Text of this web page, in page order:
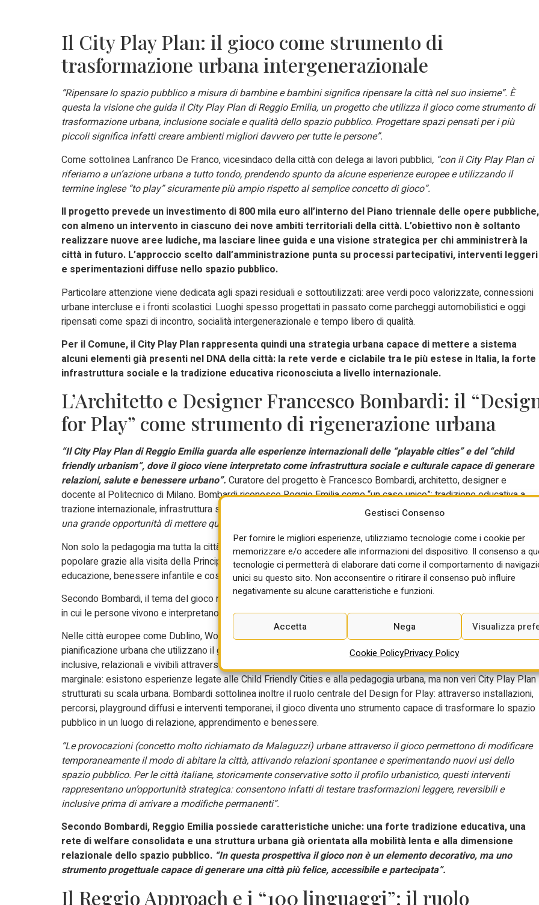
Gestisci Consenso
Per fornire le migliori esperienze, utilizziamo tecnologie come i cookie per
memorizzare e/o accedere alle informazioni del dispositivo. Il consenso a
tecnologie ci permetterà di elaborare dati come il comportamento di
unici su questo sito. Non acconsentire o ritirare il consenso può influire
negativamente su alcune caratteristiche e funzioni.
Accetta Nega Visualizza
Cookie PolicyPrivacy Policy
Il City Play Plan: il gioco come strumento di
trasformazione urbana intergenerazionale
“Ripensare lo spazio pubblico a misura di bambine e bambini significa ripensare la città nel suo insieme”. È
questa la visione che guida il City Play Plan di Reggio Emilia, un progetto che utilizza il gioco come strumento di
trasformazione urbana, inclusione sociale e qualità dello spazio pubblico. Progettare spazi pensati per i più
piccoli significa infatti creare ambienti migliori davvero per tutte le persone”.
Come sottolinea Lanfranco De Franco, vicesindaco della città con delega ai lavori pubblici, “con il City Play Plan ci
riferiamo a un’azione urbana a tutto tondo, prendendo spunto da alcune esperienze europee e utilizzando il
termine inglese “to play” sicuramente più ampio rispetto al semplice concetto di gioco”.
Il progetto prevede un investimento di 800 mila euro all’interno del Piano triennale delle opere pubbliche,
con almeno un intervento in ciascuno dei nove ambiti territoriali della città. L’obiettivo non è soltanto
realizzare nuove aree ludiche, ma lasciare linee guida e una visione strategica per chi amministrerà la
città in futuro. L’approccio scelto dall’amministrazione punta su processi partecipativi, interventi leggeri
e sperimentazioni diffuse nello spazio pubblico.
Particolare attenzione viene dedicata agli spazi residuali e sottoutilizzati: aree verdi poco valorizzate, connessioni
urbane intercluse e i fronti scolastici. Luoghi spesso progettati in passato come parcheggi automobilistici e oggi
ripensati come spazi di incontro, socialità intergenerazionale e tempo libero di qualità.
Per il Comune, il City Play Plan rappresenta quindi una strategia urbana capace di mettere a sistema
alcuni elementi già presenti nel DNA della città: la rete verde e ciclabile tra le più estese in Italia, la forte
infrastruttura sociale e la tradizione educativa riconosciuta a livello internazionale.
L’Architetto e Designer Francesco Bombardi: il
for Play” come strumento di rigenerazione urbana
“Il City Play Plan di Reggio Emilia guarda alle esperienze internazionali delle “playable cities” e del “child
friendly urbanism”, dove il gioco viene interpretato come infrastruttura sociale e culturale capace di generare
relazioni, salute e benessere urbano”. Curatore del progetto è Francesco Bombardi, architetto, designer e
docente al Politecnico di Milano. Bombardi riconosce Reggio Emilia come “un caso unico”: tradizione educativa a
trazione internazionale, infrastruttura sociale forte e mobilità attiva e sostenibile. “Il City Play Plan Reggio Emilia è
una grande opportunità di mettere questi valori a sistema e condividere lo spirito del gioco”.
Non solo la pedagogia ma tutta la città è stata nelle scorse settimane sotto la lente di ingrandimento internazional-
popolare grazie alla visita della Principessa Catherine Middleton, interessata a comprendere il rapporto tra
educazione, benessere infantile e costruzione della comunità.
Secondo Bombardi, il tema del gioco nello spazio urbano non riguarda semplicemente l’infanzia, ma il modo stesso
in cui le persone vivono e interpretano la città.
Nelle città europee come Dublino, Worcester, Londra e Barcellona i City Play Plan sono strumenti strategici di
pianificazione urbana che utilizzano il gioco come infrastruttura sociale, culturale e spaziale per rendere le città più
inclusive, relazionali e vivibili attraverso strategie “playable city” e “child friendly urbanism”. In Italia il tema è ancora
marginale: esistono esperienze legate alle Child Friendly Cities e alla pedagogia urbana, ma non veri City Play Plan
strutturati su scala urbana. Bombardi sottolinea inoltre il ruolo centrale del Design for Play: attraverso installazioni,
percorsi, playground diffusi e interventi temporanei, il gioco diventa uno strumento capace di trasformare lo spazio
pubblico in un luogo di relazione, apprendimento e benessere.
“Le provocazioni (concetto molto richiamato da Malaguzzi) urbane attraverso il gioco permettono di modificare
temporaneamente il modo di abitare la città, attivando relazioni spontanee e sperimentando nuovi usi dello
spazio pubblico. Per le città italiane, storicamente conservative sotto il profilo urbanistico, questi interventi
rappresentano un’opportunità strategica: consentono infatti di testare trasformazioni leggere, reversibili e
inclusive prima di arrivare a modifiche permanenti”.
Secondo Bombardi, Reggio Emilia possiede caratteristiche uniche: una forte tradizione educativa, una
rete di welfare consolidata e una struttura urbana già orientata alla mobilità lenta e alla dimensione
relazionale dello spazio pubblico. “In questa prospettiva il gioco non è un elemento decorativo, ma uno
strumento progettuale capace di generare una città più felice, accessibile e partecipata”.
Il Reggio Approach e i “100 linguaggi”: il ruolo